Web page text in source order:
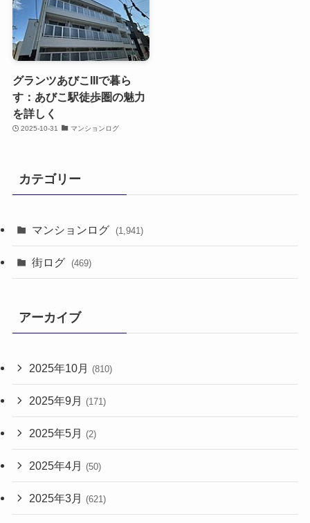
グランツあびこIIIで暮ら
す：あびこ駅徒歩圏の魅力
を詳しく
2025-10-31 マンションログ
カテゴリー
マンションログ (1,941)
街ログ (469)
アーカイブ
2025年10月 (810)
2025年9月 (171)
2025年5月 (2)
2025年4月 (50)
2025年3月 (621)